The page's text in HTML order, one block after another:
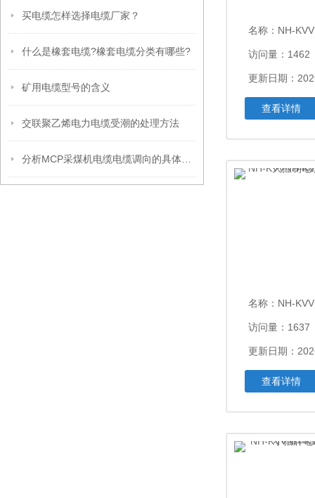
买电缆怎样选择电缆厂家？
什么是橡套电缆?橡套电缆分类有哪些?
矿用电缆型号的含义
交联聚乙烯电力电缆受潮的处理方法
名称： NH-KVVNH-KVV
访问量：1462
更新日期：
查看详情
名称： NH-KVVNH-KVV
访问量：1637
更新日期：
查看详情